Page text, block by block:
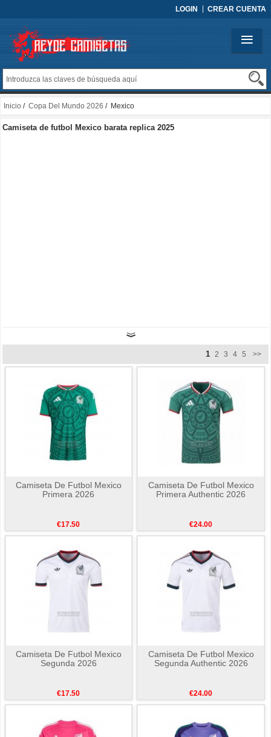
LOGIN CREAR CUENTA
Inicio / Copa Del Mundo 2026 / Mexico
Camiseta de futbol Mexico barata replica 2025
1 2 3 4 5 >>
Camiseta De Futbol Mexico
Primera 2026
€17.50
Camiseta De Futbol Mexico
Primera Authentic 2026
€24.00
Camiseta De Futbol Mexico
Segunda 2026
€17.50
Camiseta De Futbol Mexico
Segunda Authentic 2026
€24.00